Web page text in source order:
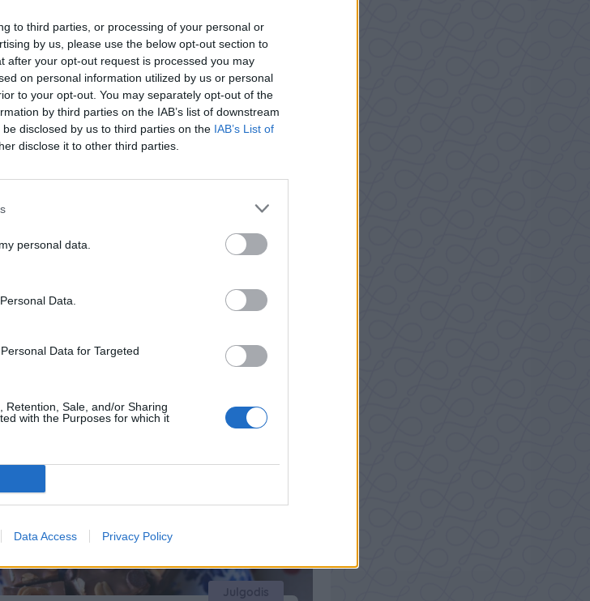
to third parties, or processing of your personal or
by us, please use the below opt-out section to
after your opt-out request is processed you may
on personal information utilized by us or personal
to your opt-out. You may separately opt-out of the
by third parties on the IAB’s list of downstream
disclosed by us to third parties on the IAB’s List of
disclose it to other third parties.
personal data.
Data.
Data for Targeted
Retention, Sale, and/or Sharing
with the Purposes for which it
Data Access Privacy Policy
lakritskola
Här är julmusik både högt & lågt
brygga lite kaffe och plocka fram gofika, för snart
lite kompisar på besök. Trevlig med alla extra
Julgodis
Julgodis